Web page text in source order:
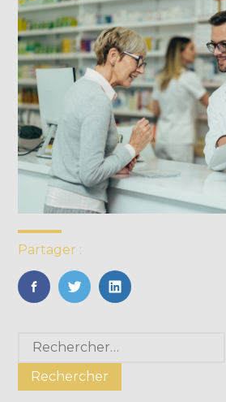
Partager :
FaceBook
TwitterLinkedIn
Blog
sidebar
Rechercher :